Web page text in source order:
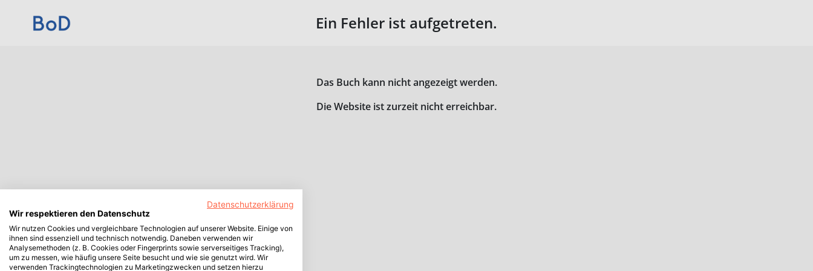
Ein Fehler ist aufgetreten.
Das Buch kann nicht angezeigt werden.
Die Website ist zurzeit nicht erreichbar.
Datenschutzerklärung
Wir respektieren den Datenschutz
Wir nutzen Cookies und vergleichbare Technologien auf unserer Website. Einige von
ihnen sind essenziell und technisch notwendig. Daneben verwenden wir
Analysemethoden (z. B. Cookies oder Fingerprints sowie serverseitiges Tracking),
um zu messen, wie häufig unsere Seite besucht und wie sie genutzt wird. Wir
verwenden Trackingtechnologien zu Marketingzwecken und setzen hierzu